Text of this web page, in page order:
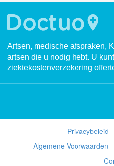
Artsen, medische afspraken,
artsen die u nodig hebt. U
ziektekostenverzekering
Privacybeleid
Algemene Voorwaarden